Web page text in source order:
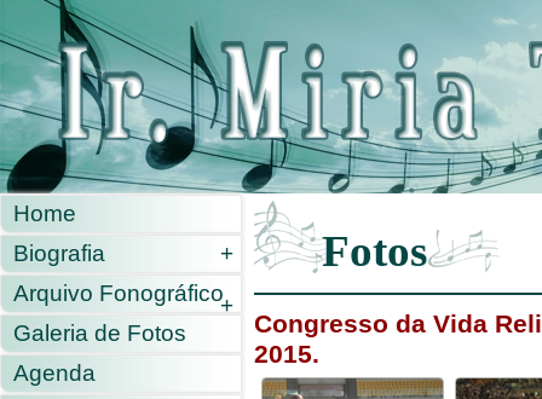
Home
Biografia
+
Arquivo Fonográfico+
Galeria de Fotos
Agenda
Fotos
Congresso da Vida
2015.